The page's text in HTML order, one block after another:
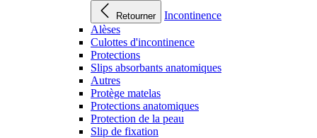
Retourner
Incontinence
Alèses
Culottes d'incontinence
Protections
Slips absorbants anatomiques
Autres
Protège matelas
Protections anatomiques
Protection de la peau
Slip de fixation